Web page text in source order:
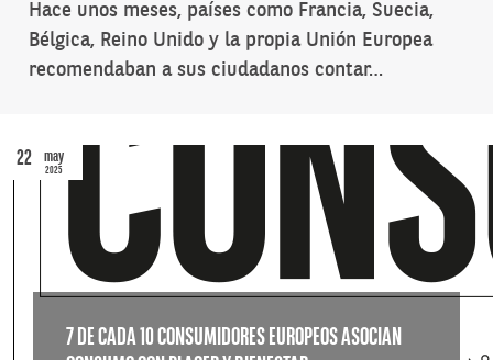
Hace unos meses, países como Francia, Suecia,
Bélgica, Reino Unido y la propia Unión Europea
recomendaban a sus ciudadanos contar…
22 may
2025
7 DE CADA 10 CONSUMIDORES EUROPEOS ASOCIAN